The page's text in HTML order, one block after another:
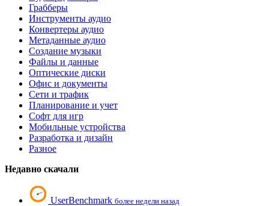
Грабберы
Инструменты аудио
Конвертеры аудио
Метаданные аудио
Создание музыки
Файлы и данные
Оптические диски
Офис и документы
Сети и трафик
Планирование и учет
Софт для игр
Мобильные устройства
Разработка и дизайн
Разное
Недавно скачали
UserBenchmark более недели назад